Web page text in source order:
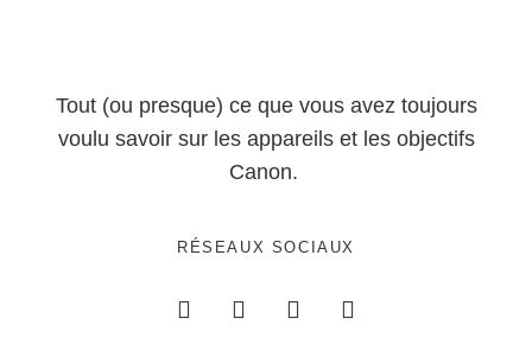
Tout (ou presque) ce que vous avez toujours
voulu savoir sur les appareils et les objectifs
Canon.
RÉSEAUX SOCIAUX